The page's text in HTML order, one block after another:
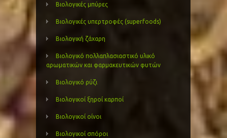
Βιολογικές μπύρες
Βιολογικές υπερτροφές (superfoods)
Βιολογική ζάχαρη
Βιολογικό πολλαπλασιαστικό υλικό
αρωματικών και φαρμακευτικών φυτών
Βιολογικό ρύζι
Βιολογικοί ξηροί καρποί
Βιολογικοί οίνοι
Βιολογικοί σπόροι